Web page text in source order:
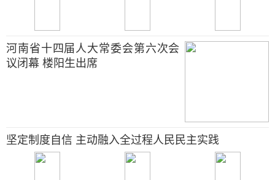
河南省十四届人大常委会第六次会
议闭幕 楼阳生出席
坚定制度自信 主动融入全过程人民民主实践